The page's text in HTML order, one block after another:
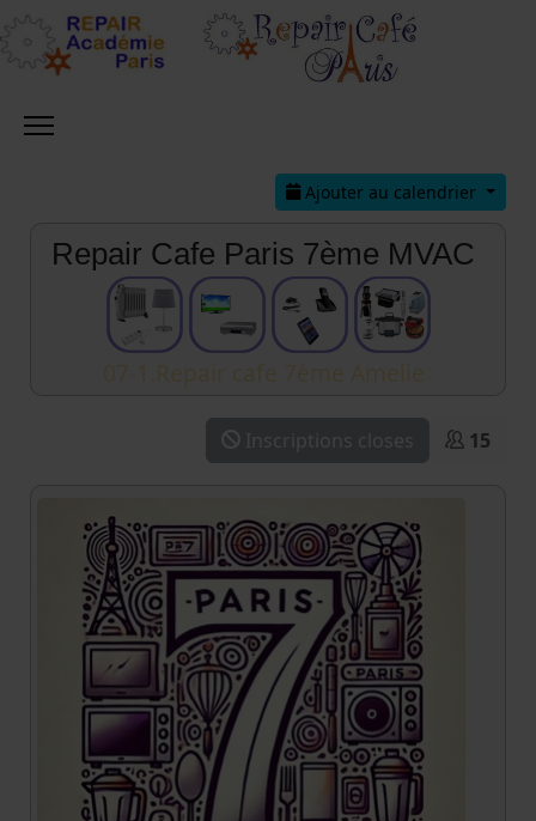
Ajouter au calendrier
Repair Cafe Paris 7ème MVAC
Inscriptions closes 15